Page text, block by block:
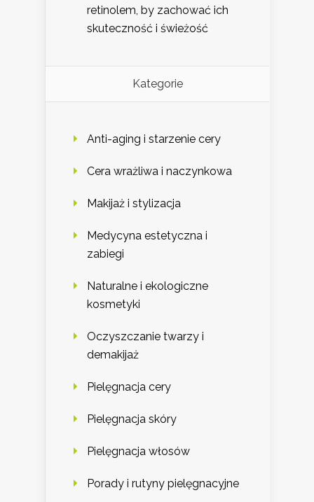
retinolem, by zachować ich
skuteczność i świeżość
Kategorie
Anti-aging i starzenie cery
Cera wrażliwa i naczynkowa
Makijaż i stylizacja
Medycyna estetyczna i
zabiegi
Naturalne i ekologiczne
kosmetyki
Oczyszczanie twarzy i
demakijaż
Pielęgnacja cery
Pielęgnacja skóry
Pielęgnacja włosów
Porady i rutyny pielęgnacyjne